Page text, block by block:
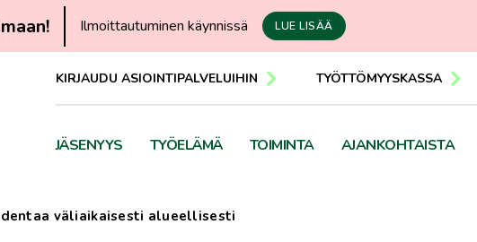
Ilmoittautuminen käynnissä LUE LISÄÄ
KIRJAUDU ASIOINTIPALVELUIHIN TYÖTTÖMYYSKASSA
JÄSENYYS TYÖELÄMÄ TOIMINTA AJANKOHTAISTA
väliaikaisesti alueellisesti